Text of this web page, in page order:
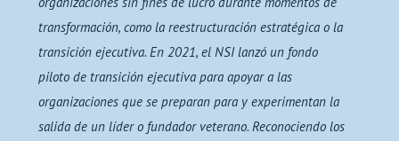
transformación, como la reestructuración estratégica o la
transición ejecutiva. En 2021, el NSI lanzó un fondo
piloto de transición ejecutiva para apoyar a las
organizaciones que se preparan para y experimentan la
salida de un líder o fundador veterano. Reconociendo los